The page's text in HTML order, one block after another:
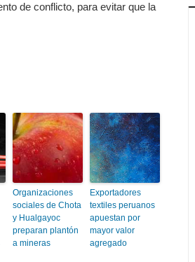
de conflicto, para evitar que la
Organizaciones
sociales de Chota
y Hualgayoc
preparan plantón
a mineras
Exportadores
textiles peruanos
apuestan por
mayor valor
agregado